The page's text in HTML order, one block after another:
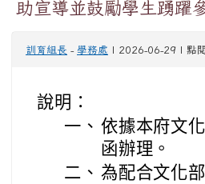
助宣導並鼓勵學生踴躍
訓育組長 - 學務處 | 2026-06-29 | 點
說明：
一、 依據本府文
函辦理。
二、 為配合文化